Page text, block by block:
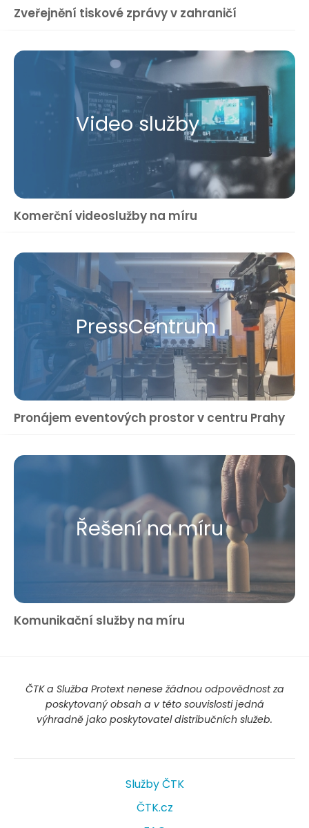
Zveřejnění tiskové zprávy v zahraničí
Video služby
Komerční videoslužby na míru
Press​Centrum
Pronájem eventových prostor v centru Prahy
Řešení na míru
Komunikační služby na míru
ČTK a Služba Protext nenese žádnou odpovědnost za
poskytovaný obsah a v této souvislosti jedná
výhradně jako poskytovatel distribučních služeb.
Služby ČTK
ČTK.cz